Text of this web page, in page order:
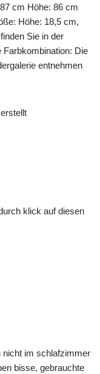
cm Höhe: 86 cm
Höhe: 18,5 cm,
Sie in der
Farbkombination: Die
entnehmen
klick auf diesen
nicht im schlafzimmer
bisse, gebrauchte